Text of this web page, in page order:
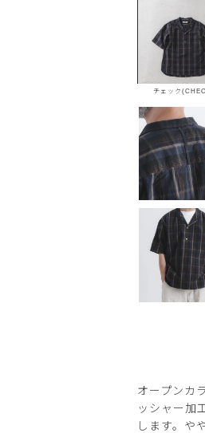
チェック
オープンカ
ッシャー加
します。や